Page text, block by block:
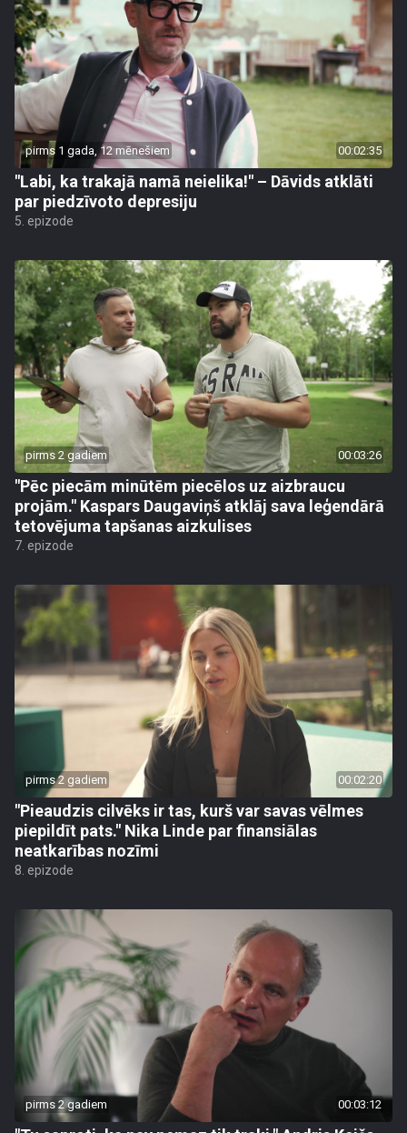
pirms 1 gada, 12 mēnešiem 00:02:35
"Labi, ka trakajā namā neielika!" – Dāvids atklāti
par piedzīvoto depresiju
5. epizode
pirms 2 gadiem 00:03:26
"Pēc piecām minūtēm piecēlos uz aizbraucu
projām." Kaspars Daugaviņš atklāj sava leģendārā
tetovējuma tapšanas aizkulises
7. epizode
pirms 2 gadiem 00:02:20
"Pieaudzis cilvēks ir tas, kurš var savas vēlmes
piepildīt pats." Nika Linde par finansiālas
neatkarības nozīmi
8. epizode
pirms 2 gadiem 00:03:12